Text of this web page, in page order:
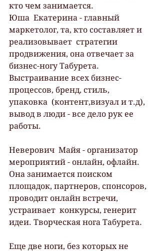
кто чем занимается.
Юша  Екатерина - главный
маркетолог, та, кто составляет и
реализовывает  стратегии
продвижения, она отвечает за
бизнес-ногу Табурета.
Выстраивание всех бизнес-
процессов, бренд, стиль,
упаковка  (контент,визуал и т.д),
вывод в люди - все дело рук ее
работы.
Неверович  Майя - организатор
мероприятий - онлайн, офлайн.
Она занимается поиском
площадок, партнеров, спонсоров,
проводит онлайн встречи,
устраивает  конкурсы, генерит
идеи. Творческая нога Табурета.
Еще две ноги, без которых не